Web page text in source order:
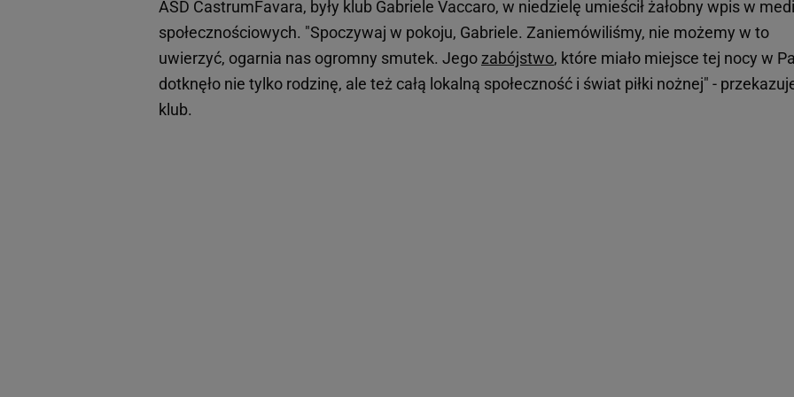
ASD CastrumFavara, były klub Gabriele Vaccaro, w niedzielę umieścił żałobny wpis w
społecznościowych. "Spoczywaj w pokoju, Gabriele. Zaniemówiliśmy, nie możemy w to
uwierzyć, ogarnia nas ogromny smutek. Jegozabójstwo, które miało miejsce tej nocy w
dotknęło nie tylko rodzinę, ale też całą lokalną społeczność i świat piłki nożnej" -
klub.